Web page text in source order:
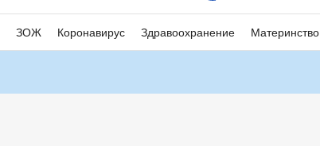
ЗОЖ Коронавирус Здравоохранение Материнство